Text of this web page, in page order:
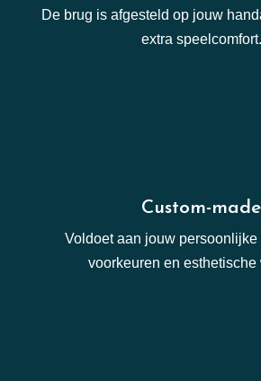
De brug is afgesteld op jouw
extra speelcomfort.
Custom-made
Voldoet aan jouw
voorkeuren en esthetische